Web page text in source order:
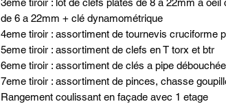
3eme tiroir : lot de clefs plates de 8 a 22mm à
de 6 a 22mm + clé dynamométrique
4eme tiroir : assortiment de tournevis cruciforme
5eme tiroir : assortiment de clefs en T torx et btr
6eme tiroir : assortiment de clés a pipe
7eme tiroir : assortiment de pinces, chasse
Rangement coulissant en façade avec 1 etage